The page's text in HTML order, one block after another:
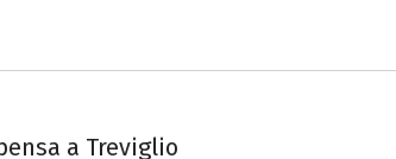
a Treviglio